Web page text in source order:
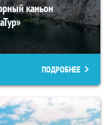
каньон
ПОДРОБНЕЕ